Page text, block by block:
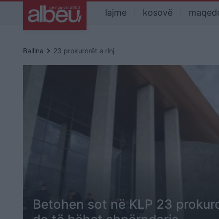
lajme kosovë
Ballina keyboard_arrow_right 23 prokurorët e rinj
Betohen sot në KLP 23